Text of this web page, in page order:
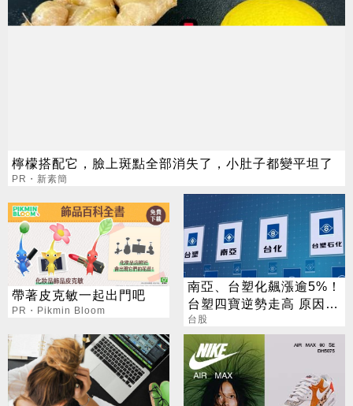
檸檬搭配它，臉上斑點全部消失了，小肚子都變平坦了
PR・新素簡
帶著皮克敏一起出門吧
PR・Pikmin Bloom
南亞、台塑化飆漲逾5%！
台塑四寶逆勢走高 原因找
到了
台股